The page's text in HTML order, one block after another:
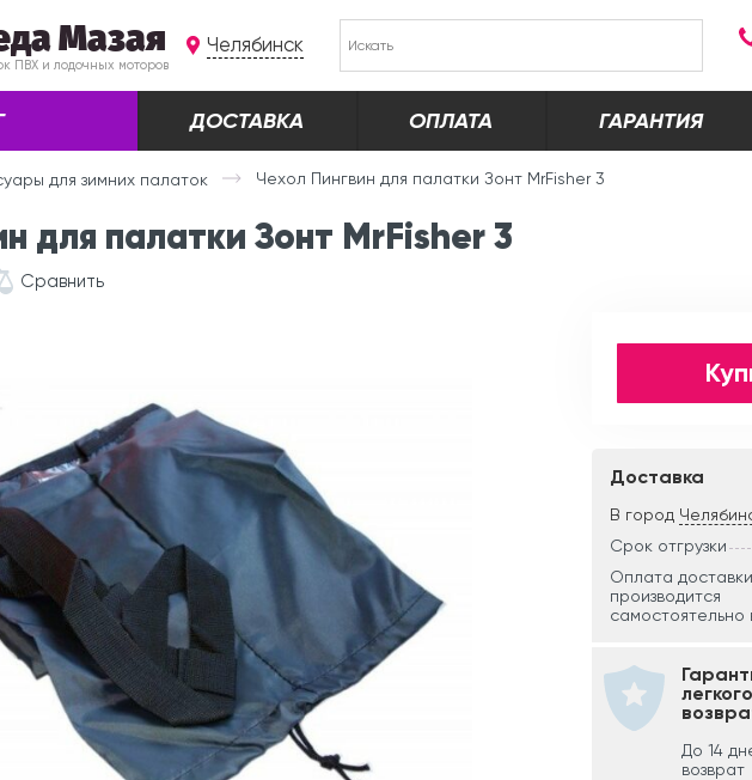
Мазая
ПВХ и лодочных моторов
Челябинск
ДОСТАВКА ОПЛАТА ГАРАНТИЯ
для зимних палаток Чехол Пингвин для палатки Зонт MrFisher 3
для палатки Зонт MrFisher 3
Сравнить
Доставка
В город
Срок отгрузки
Оплата доставки
производится
самостоятельно
легкого
До 14
возврат